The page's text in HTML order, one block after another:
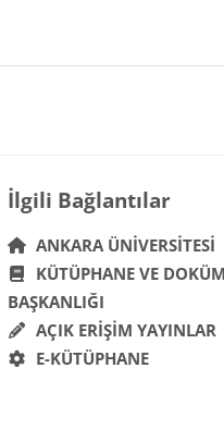
Bloklar
İlgili Bağlantılar 'yı atla
İlgili Bağlantılar
ANKARA ÜNIVERSITESI
KÜTÜPHANE VE
BAŞKANLIĞI
AÇIK ERIŞIM YAYINLAR
E-KÜTÜPHANE